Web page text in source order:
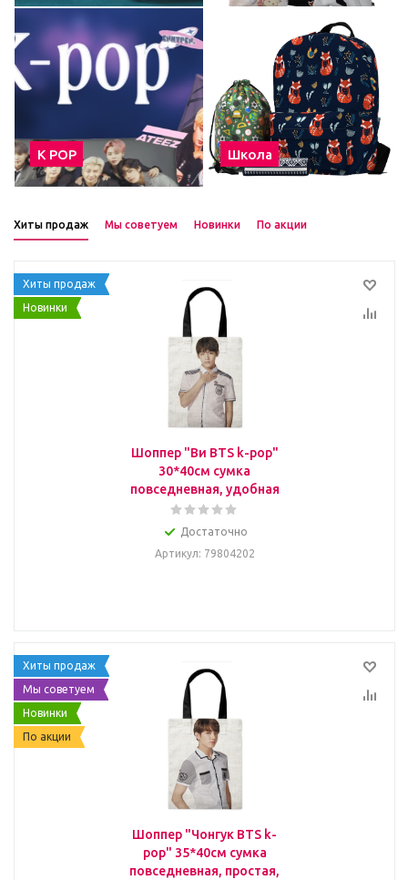
К POP Школа
Хиты продаж Мы советуем Новинки По акции
Хиты продаж
Новинки
Шоппер "Ви BTS k-pop"
30*40см сумка
повседневная, удобная
Достаточно
Артикул: 79804202
Хиты продаж
Мы советуем
Новинки
По акции
Шоппер "Чонгук BTS k-
pop" 35*40см сумка
повседневная, простая,